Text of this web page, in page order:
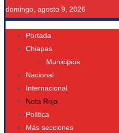
domingo, agosto 9, 2026
Portada
Chiapas
Municipios
Nacional
Internacional
Nota Roja
Política
Más secciones